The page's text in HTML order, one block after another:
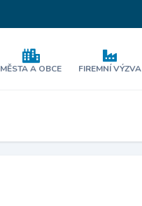
MĚSTA A OBCE FIREMNÍ VÝZVA